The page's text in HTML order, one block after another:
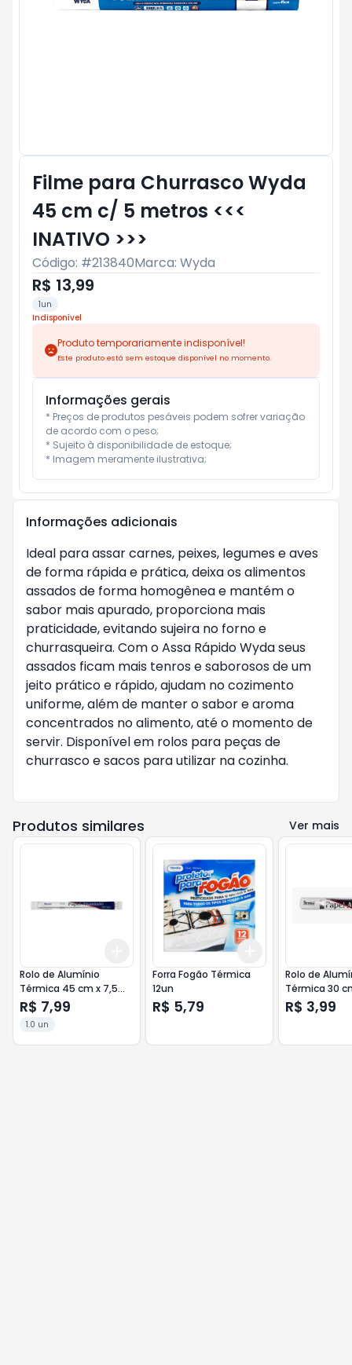
Filme para Churrasco Wyda
45 cm c/ 5 metros <<<
INATIVO >>>
Código: #213840Marca: Wyda
R$ 13,99
1un
Indisponível
Produto temporariamente indisponível!
Este produto está sem estoque disponível no momento.
Informações gerais
* Preços de produtos pesáveis podem sofrer variação
de acordo com o peso;
* Sujeito à disponibilidade de estoque;
* Imagem meramente ilustrativa;
Informações adicionais
Ideal para assar carnes, peixes, legumes e aves
de forma rápida e prática, deixa os alimentos
assados de forma homogênea e mantém o
sabor mais apurado, proporciona mais
praticidade, evitando sujeira no forno e
churrasqueira. Com o Assa Rápido Wyda seus
assados ficam mais tenros e saborosos de um
jeito prático e rápido, ajudam no cozimento
uniforme, além de manter o sabor e aroma
concentrados no alimento, até o momento de
servir. Disponível em rolos para peças de
churrasco e sacos para utilizar na cozinha.
Produtos similares Ver mais
+5 +10
Rolo de Alumínio
Térmica 45 cm x 7,5
metros
R$ 7,99
1.0 un
Add
Forra Fogão Térmica
12un
R$ 5,79
Rolo de
Térmica 30
metros
R$ 3,99